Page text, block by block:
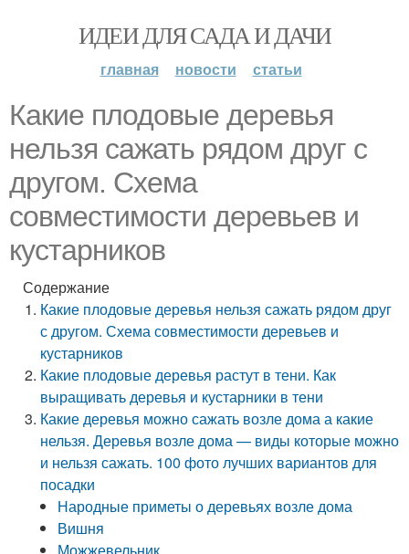
ИДЕИ ДЛЯ САДА И ДАЧИ
главная новости статьи
Какие плодовые деревья
нельзя сажать рядом друг с
другом. Схема
совместимости деревьев и
кустарников
Содержание
Какие плодовые деревья нельзя сажать рядом друг
с другом. Схема совместимости деревьев и
кустарников
Какие плодовые деревья растут в тени. Как
выращивать деревья и кустарники в тени
Какие деревья можно сажать возле дома а какие
нельзя. Деревья возле дома — виды которые можно
и нельзя сажать. 100 фото лучших вариантов для
посадки
Народные приметы о деревьях возле дома
Вишня